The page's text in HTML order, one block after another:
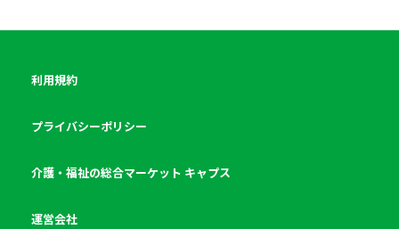
利用規約
プライバシーポリシー
介護・福祉の総合マーケット キャプス
運営会社